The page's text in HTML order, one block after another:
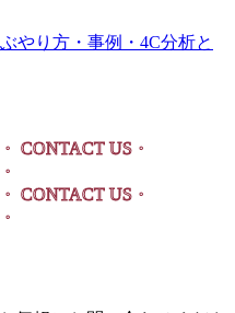
やり方・事例・4C分析と
CONTACT US・
CONTACT US・